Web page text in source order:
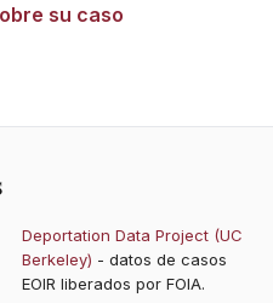
su caso
Deportation Data Project (UC
Berkeley) - datos de casos
EOIR liberados por FOIA.